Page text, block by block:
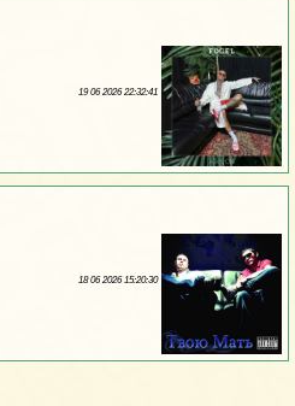
19 06 2026 22:32:41
18 06 2026 15:20:30